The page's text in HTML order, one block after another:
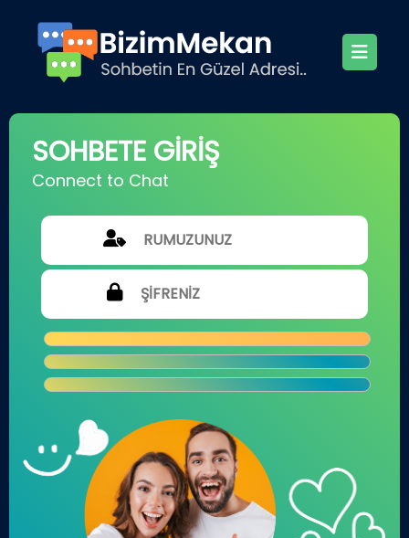
SOHBETE GİRİŞ
Connect to Chat